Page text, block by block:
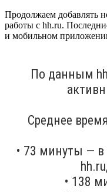
Продолжаем добавлять
работы с hh.ru.
и мобильном
По данным
Среднее
• 73 минуты —
• 138